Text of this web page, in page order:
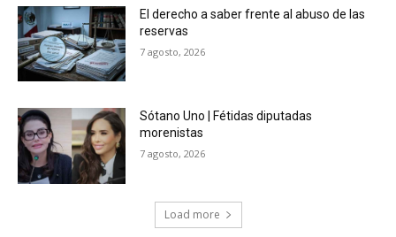
El derecho a saber frente al abuso de las
reservas
7 agosto, 2026
Sótano Uno | Fétidas diputadas
morenistas
7 agosto, 2026
Load more